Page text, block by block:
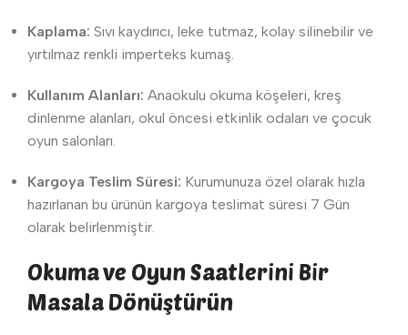
Kaplama: Sıvı kaydırıcı, leke tutmaz, kolay silinebilir ve
yırtılmaz renkli imperteks kumaş.
Kullanım Alanları: Anaokulu okuma köşeleri, kreş
dinlenme alanları, okul öncesi etkinlik odaları ve çocuk
oyun salonları.
Kargoya Teslim Süresi: Kurumunuza özel olarak hızla
hazırlanan bu ürünün kargoya teslimat süresi 7 Gün
olarak belirlenmiştir.
Okuma ve Oyun Saatlerini Bir
Masala Dönüştürün